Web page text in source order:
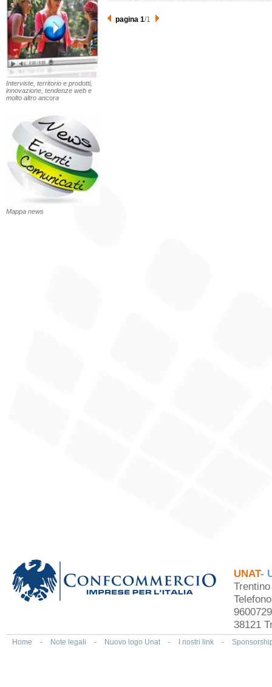
Interviste, territorio e prodotti,
innovazione, tendenze web e
molto altro ancora
Mappa news
pagina 1/1
UNAT-
38121
Home - Note legali - Nuovo logo Unat - I nostri link -